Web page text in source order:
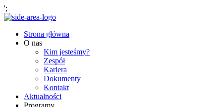
';
Strona główna
O nas
Kim jesteśmy?
Zespół
Kariera
Dokumenty
Kontakt
Aktualności
Programy